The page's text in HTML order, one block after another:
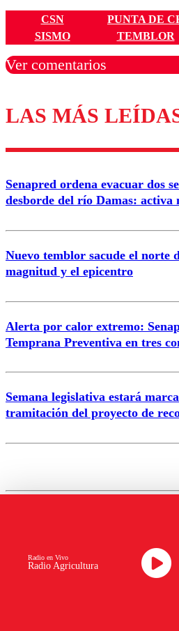
CSN
PUNTA DE
SISMO
TEMBLOR
Ver comentarios
Los comentarios son
diálogo
Correo
LAS MÁS
Senapred ordena evacuar dos
desborde del río Damas: activa
Nuevo temblor sacude el norte
magnitud y el epicentro
Alerta por calor extremo:
Temprana Preventiva en tres
Semana legislativa estará
tramitación del proyecto de
Radio Agricultura
Radio en Vivo